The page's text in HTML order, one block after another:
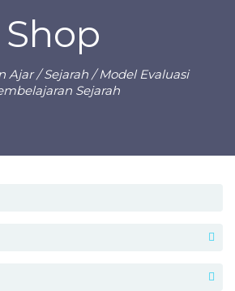
Shop
Ajar/Sejarah / Model Evaluasi
Sejarah